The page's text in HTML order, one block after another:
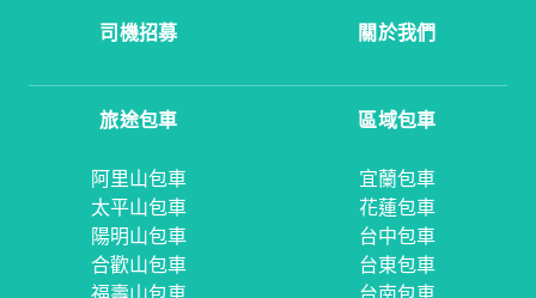
司機招募
關於我們
旅途包車
阿里山包車
太平山包車
陽明山包車
合歡山包車
區域包車
宜蘭包車
花蓮包車
台中包車
台東包車